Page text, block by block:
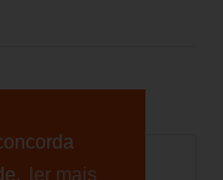
ler mais